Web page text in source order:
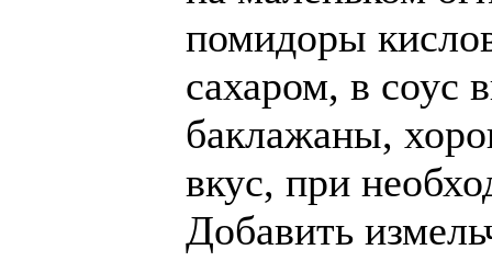
помидоры
сахаром, в соус
баклажаны,
вкус, при
Добавить